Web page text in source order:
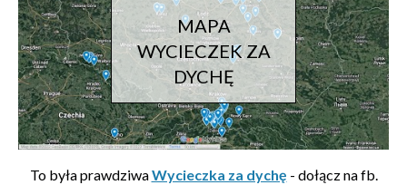
MAPA
WYCIECZEK ZA
DYCHĘ
To była prawdziwaWycieczka za dychę - dołącz na fb.